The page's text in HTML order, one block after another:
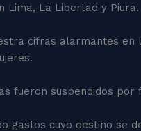
Lima, La Libertad y Piura.
cifras alarmantes en
fueron suspendidos por
gastos cuyo destino se